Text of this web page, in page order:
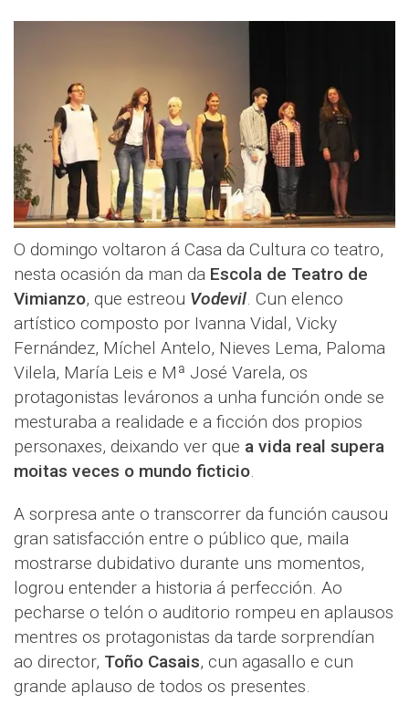
O domingo voltaron á Casa da Cultura co teatro,
nesta ocasión da man da Escola de Teatro de
Vimianzo, que estreou Vodevil. Cun elenco
artístico composto por Ivanna Vidal, Vicky
Fernández, Míchel Antelo, Nieves Lema, Paloma
Vilela, María Leis e Mª José Varela, os
protagonistas leváronos a unha función onde se
mesturaba a realidade e a ficción dos propios
personaxes, deixando ver que a vida real supera
moitas veces o mundo ficticio.
A sorpresa ante o transcorrer da función causou
gran satisfacción entre o público que, maila
mostrarse dubidativo durante uns momentos,
logrou entender a historia á perfección. Ao
pecharse o telón o auditorio rompeu en aplausos
mentres os protagonistas da tarde sorprendían
ao director, Toño Casais, cun agasallo e cun
grande aplauso de todos os presentes.